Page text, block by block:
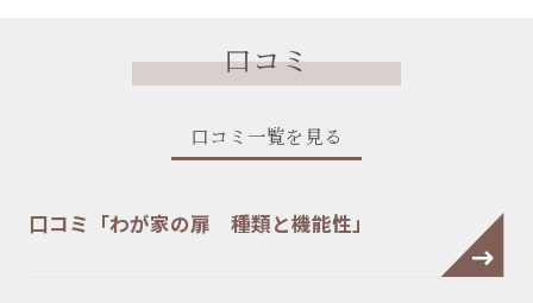
口コミ
口コミ一覧を見る
口コミ「わが家の扉 種類と機能性」